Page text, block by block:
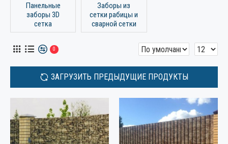
Панельные
заборы 3D
сетка
Заборы из
сетки рабицы и
сварной сетки
0
ЗАГРУЗИТЬ ПРЕДЫДУЩИЕ ПРОДУКТЫ